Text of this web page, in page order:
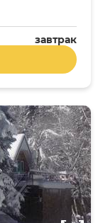
завтрак